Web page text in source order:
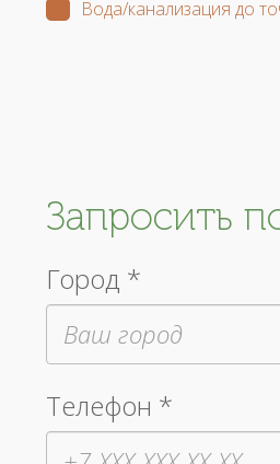
Вода/канализация до
Запросить
Город *
Телефон *